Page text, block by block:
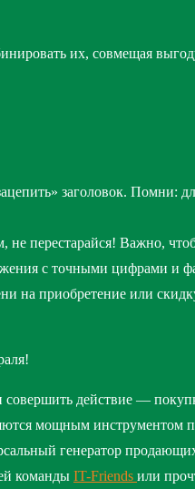
их, совмещая
заголовок. Помни:
перестарайся! Важно,
с точными цифрами и
приобретение или
действие —
мощным инструментом
генератор
команды IT-Friends или